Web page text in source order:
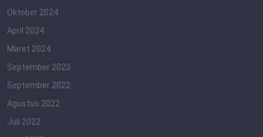
Oktober 2024
April 2024
Maret 2024
September 2023
September 2022
Agustus 2022
Juli 2022